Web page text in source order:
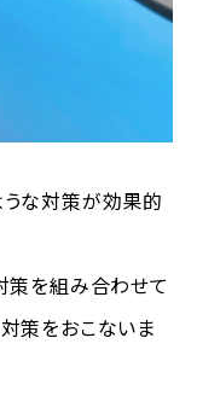
な対策が効果的
策を組み合わせて
策をおこないま